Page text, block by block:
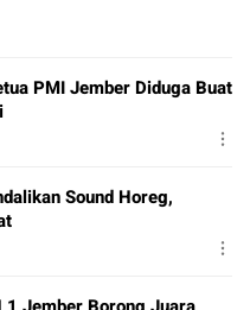
PMI Jember Diduga Buat
Sound Horeg,